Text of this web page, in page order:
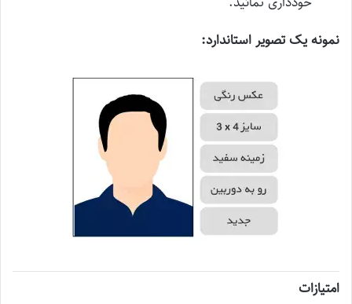
نمونه یک تصویر استاندارد:
امتیازات